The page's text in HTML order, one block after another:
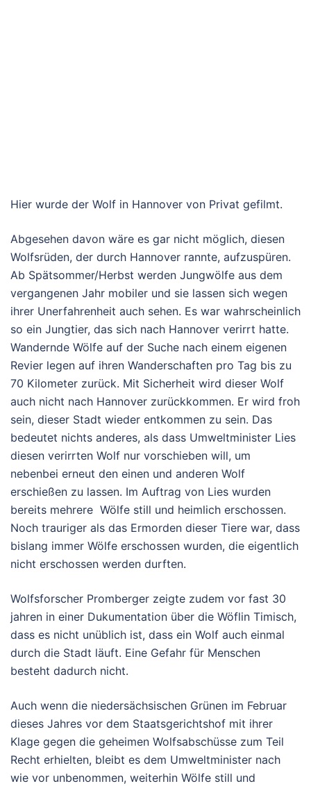
Hier wurde der Wolf in Hannover von Privat gefilmt.
Abgesehen davon wäre es gar nicht möglich, diesen
Wolfsrüden, der durch Hannover rannte, aufzuspüren.
Ab Spätsommer/Herbst werden Jungwölfe aus dem
vergangenen Jahr mobiler und sie lassen sich wegen
ihrer Unerfahrenheit auch sehen. Es war wahrscheinlich
so ein Jungtier, das sich nach Hannover verirrt hatte.
Wandernde Wölfe auf der Suche nach einem eigenen
Revier legen auf ihren Wanderschaften pro Tag bis zu
70 Kilometer zurück. Mit Sicherheit wird dieser Wolf
auch nicht nach Hannover zurückkommen. Er wird froh
sein, dieser Stadt wieder entkommen zu sein. Das
bedeutet nichts anderes, als dass Umweltminister Lies
diesen verirrten Wolf nur vorschieben will, um
nebenbei erneut den einen und anderen Wolf
erschießen zu lassen. Im Auftrag von Lies wurden
bereits mehrere Wölfe still und heimlich erschossen.
Noch trauriger als das Ermorden dieser Tiere war, dass
bislang immer Wölfe erschossen wurden, die eigentlich
nicht erschossen werden durften.
Wolfsforscher Promberger zeigte zudem vor fast 30
jahren in einer Dukumentation über die Wöflin Timisch,
dass es nicht unüblich ist, dass ein Wolf auch einmal
durch die Stadt läuft. Eine Gefahr für Menschen
besteht dadurch nicht.
Auch wenn die niedersächsischen Grünen im Februar
dieses Jahres vor dem Staatsgerichtshof mit ihrer
Klage gegen die geheimen Wolfsabschüsse zum Teil
Recht erhielten, bleibt es dem Umweltminister nach
wie vor unbenommen, weiterhin Wölfe still und